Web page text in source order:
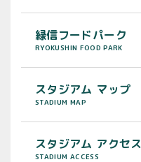
緑信フードパーク
RYOKUSHIN FOOD PARK
スタジアム マップ
STADIUM MAP
スタジアム アクセス
STADIUM ACCESS